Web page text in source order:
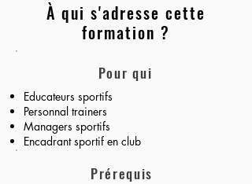
À qui s'adresse cette
formation ?
Pour qui
Educateurs sportifs
Personnal trainers
Managers sportifs
Encadrant sportif en club
Prérequis